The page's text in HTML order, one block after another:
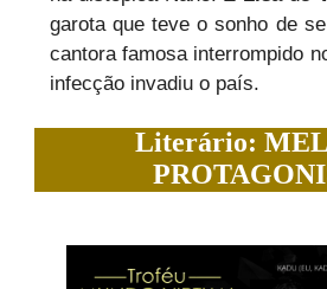
garota que teve o sonho de
cantora famosa interrompido
infecção invadiu o país.
Literário: